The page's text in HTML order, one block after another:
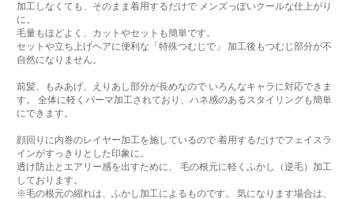
加工しなくても、そのまま着用するだけで メンズっぽいクールな仕上がり
に。
毛量もほどよく、カットやセットも簡単です。
セットや立ち上げヘアに便利な「特殊つむじで」 加工後もつむじ部分が不
自然になりません。
前髪、もみあげ、えりあし部分が長めなので いろんなキャラに対応できま
す。 全体に軽くパーマ加工されており、ハネ感のあるスタイリングも簡単
にできます。
顔回りに内巻のレイヤー加工を施しているので 着用するだけでフェイスラ
インがすっきりとした印象に。
透け防止とエアリー感を出すために、 毛の根元に軽くふかし（逆毛）加工
しております。
※毛の根元の縮れは、ふかし加工によるものです。 気になります場合は、